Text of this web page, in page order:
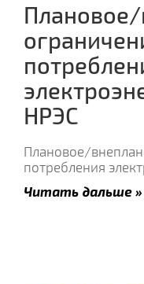
НРЭС
Плановое/
потребления
Читать дальше »